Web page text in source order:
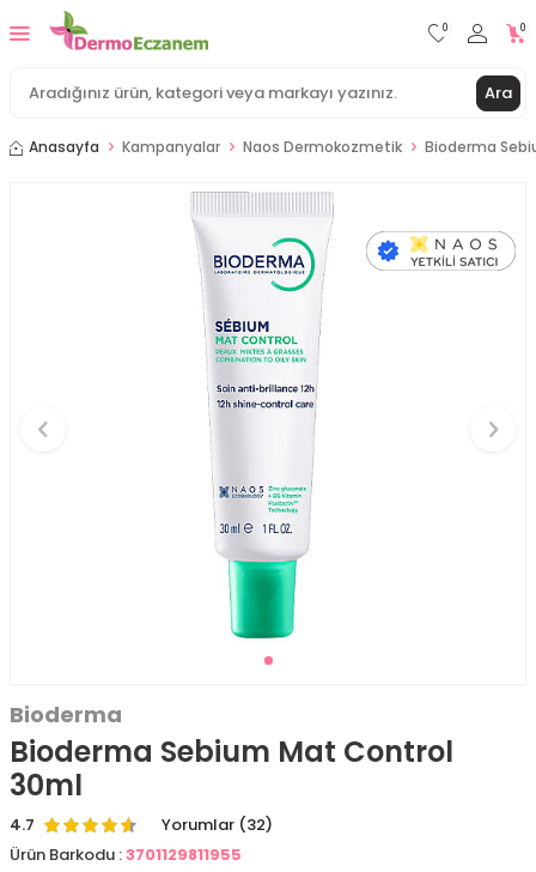
Ara
0 0
Anasayfa Kampanyalar Naos Dermokozmetik Bioderma
Bioderma
Bioderma Sebium Mat Control
30ml
4.7
Yorumlar (32)
Ürün Barkodu :3701129811955